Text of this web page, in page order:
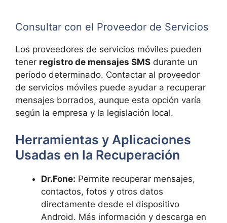
Consultar con el Proveedor de Servicios
Los proveedores de servicios móviles pueden
tener registro de mensajes SMS durante un
período determinado. Contactar al proveedor
de servicios móviles puede ayudar a recuperar
mensajes borrados, aunque esta opción varía
según la empresa y la legislación local.
Herramientas y Aplicaciones
Usadas en la Recuperación
Dr.Fone: Permite recuperar mensajes,
contactos, fotos y otros datos
directamente desde el dispositivo
Android. Más información y descarga en